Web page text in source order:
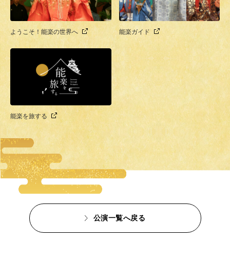
ようこそ！能楽の世界へ 能楽ガイド
能楽を旅する
公演一覧へ戻る